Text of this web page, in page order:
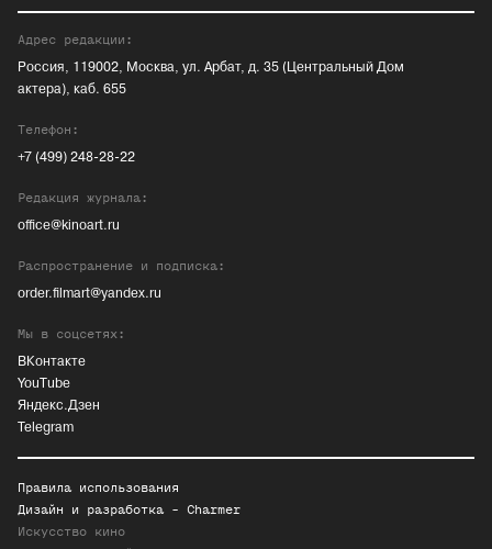
Адрес редакции:
Россия, 119002, Москва, ул. Арбат, д. 35 (Центральный Дом
актера), каб. 655
Телефон:
+7 (499) 248-28-22
Редакция журнала:
office@kinoart.ru
Распространение и подписка:
order.filmart@yandex.ru
Мы в соцсетях:
ВКонтакте
YouTube
Яндекс.Дзен
Telegram
Правила использования
Дизайн и разработка - Charmer
Искусство кино